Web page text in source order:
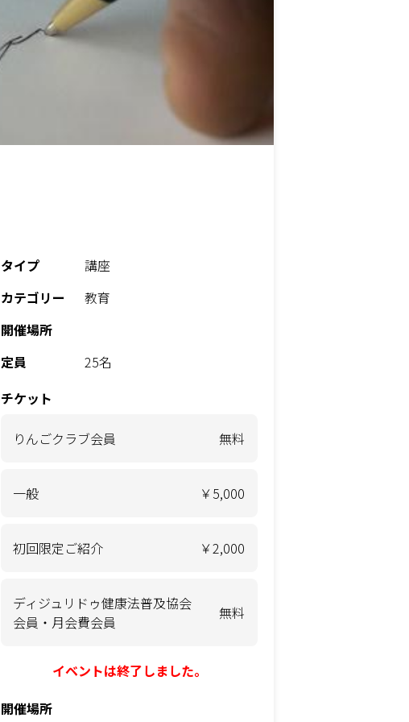
タイプ
講座
カテゴリー
教育
開催場所
定員
25名
チケット
りんごクラブ会員 無料
一般 ￥5,000
初回限定ご紹介 ￥2,000
ディジュリドゥ健康法普及協会
会員・月会費会員
無料
イベントは終了しました。
開催場所